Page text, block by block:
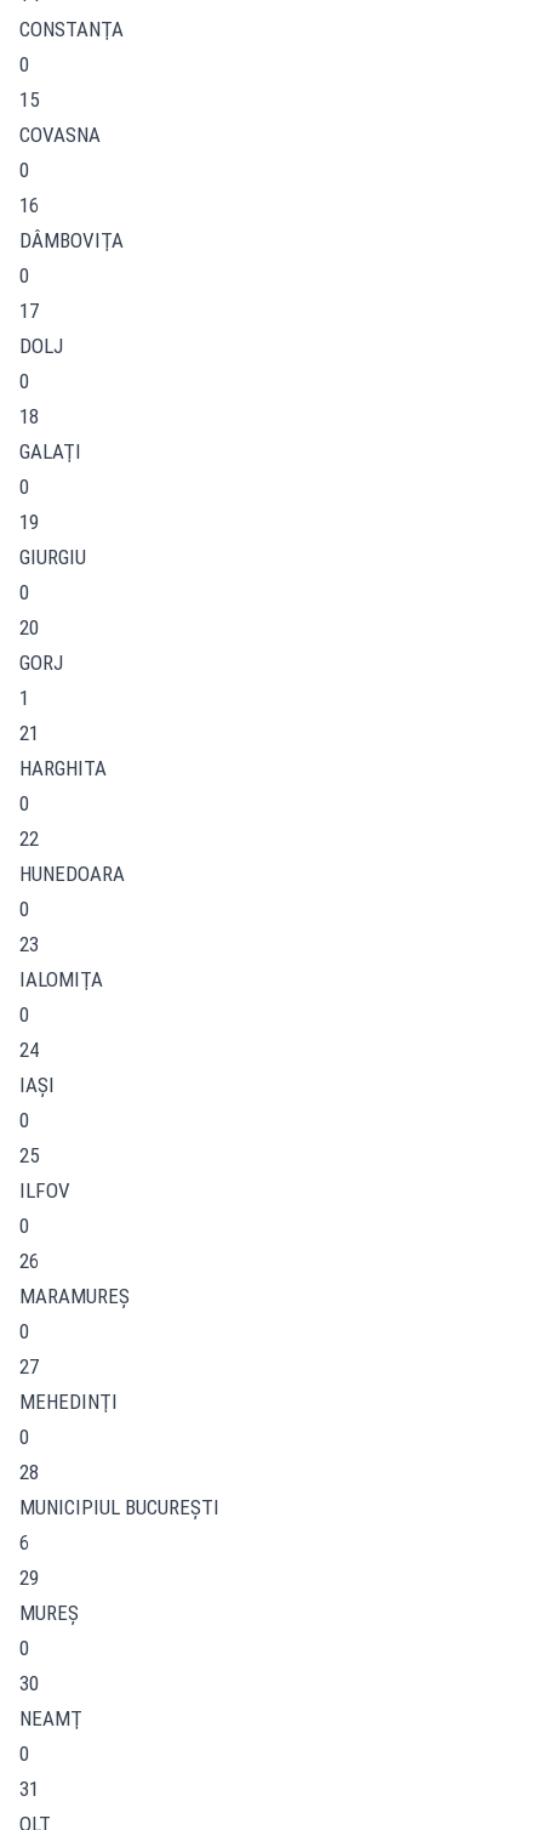
CONSTANŢA
0
15
COVASNA
0
16
DÂMBOVIŢA
0
17
DOLJ
0
18
GALAŢI
0
19
GIURGIU
0
20
GORJ
1
21
HARGHITA
0
22
HUNEDOARA
0
23
IALOMIŢA
0
24
IAŞI
0
25
ILFOV
0
26
MARAMUREŞ
0
27
MEHEDINŢI
0
28
MUNICIPIUL BUCUREŞTI
6
29
MUREŞ
0
30
NEAMŢ
0
31
OLT